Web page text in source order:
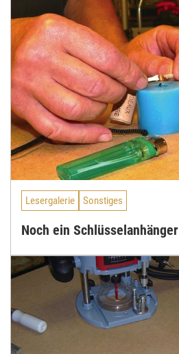
Lesergalerie Sonstiges
Noch ein Schlüsselanhänger